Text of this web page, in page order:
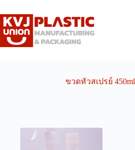
to
content
ขวดหัวสเปรย์ 450ml